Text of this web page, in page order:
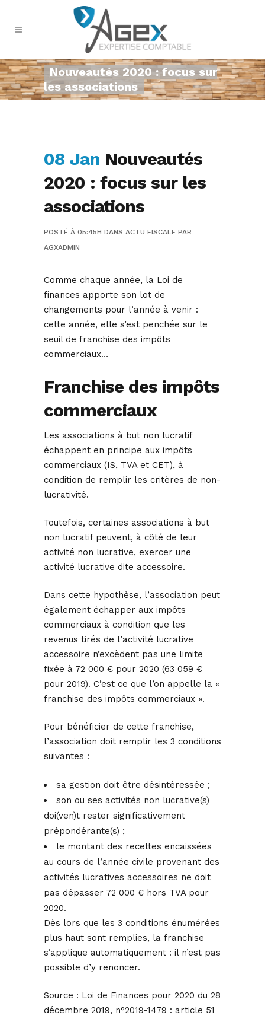
Nouveautés 2020 : focus sur
les associations
08 Jan Nouveautés
2020 : focus sur les
associations
POSTÉ À 05:45H DANS ACTU FISCALE PAR
AGXADMIN
Comme chaque année, la Loi de
finances apporte son lot de
changements pour l’année à venir :
cette année, elle s’est penchée sur le
seuil de franchise des impôts
commerciaux…
Franchise des impôts
commerciaux
Les associations à but non lucratif
échappent en principe aux impôts
commerciaux (IS, TVA et CET), à
condition de remplir les critères de non-
lucrativité.
Toutefois, certaines associations à but
non lucratif peuvent, à côté de leur
activité non lucrative, exercer une
activité lucrative dite accessoire.
Dans cette hypothèse, l’association peut
également échapper aux impôts
commerciaux à condition que les
revenus tirés de l’activité lucrative
accessoire n’excèdent pas une limite
fixée à 72 000 € pour 2020 (63 059 €
pour 2019). C’est ce que l’on appelle la «
franchise des impôts commerciaux ».
Pour bénéficier de cette franchise,
l’association doit remplir les 3 conditions
suivantes :
sa gestion doit être désintéressée ;
son ou ses activités non lucrative(s)
doi(ven)t rester significativement
prépondérante(s) ;
le montant des recettes encaissées
au cours de l’année civile provenant des
activités lucratives accessoires ne doit
pas dépasser 72 000 € hors TVA pour
2020.
Dès lors que les 3 conditions énumérées
plus haut sont remplies, la franchise
s’applique automatiquement : il n’est pas
possible d’y renoncer.
Source : Loi de Finances pour 2020 du 28
décembre 2019, n°2019-1479 : article 51